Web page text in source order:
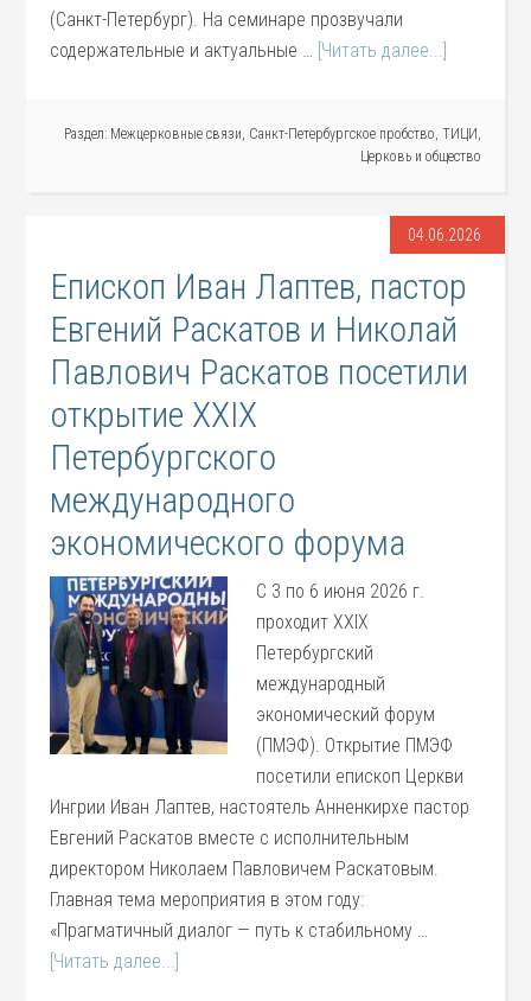
(Санкт-Петербург). На семинаре прозвучали
содержательные и актуальные … [Читать далее...]
Раздел: Межцерковные связи, Санкт-Петербургское пробство, ТИЦИ ,
Церковь и общество
04.06.2026
Епископ Иван Лаптев, пастор
Евгений Раскатов и Николай
Павлович Раскатов посетили
открытие XXIX
Петербургского
международного
экономического форума
С 3 по 6 июня 2026 г.
проходит XXIX
Петербургский
международный
экономический форум
(ПМЭФ). Открытие ПМЭФ
посетили епископ Церкви
Ингрии Иван Лаптев, настоятель Анненкирхе пастор
Евгений Раскатов вместе с исполнительным
директором Николаем Павловичем Раскатовым.
Главная тема мероприятия в этом году:
«Прагматичный диалог — путь к стабильному …
[Читать далее...]